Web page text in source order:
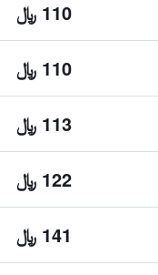
110 ﷼
110 ﷼
113 ﷼
122 ﷼
141 ﷼